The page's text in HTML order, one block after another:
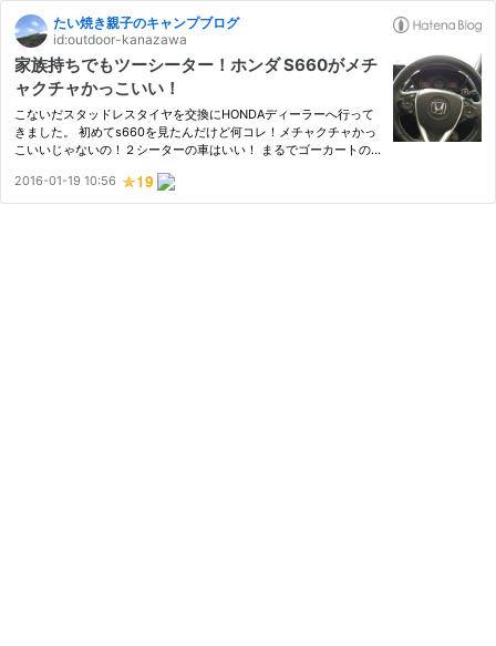
たい焼き親子のキャンプブログ
id:outdoor-kanazawa
家族持ちでもツーシーター！ホンダ S660がメチ
ャクチャかっこいい！
こないだスタッドレスタイヤを交換にHONDAディーラーへ行って
きました。 初めてs660を見たんだけど何コレ！メチャクチャかっ
こいいじゃないの！２シーターの車はいい！ まるでゴーカートの
る性能！ あー、なんだか昔の遊園地を思い出す。 なんだこのオモ
チ…
2016-01-19 10:56